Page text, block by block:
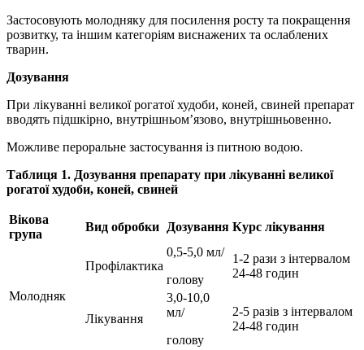
Застосовують молодняку для посилення росту та покращення
розвитку, та іншим категоріям виснажених та ослаблених
тварин.
Дозування
При лікуванні великої рогатої худоби, коней, свиней препарат
вводять підшкірно, внутрiшньом’язово, внутрiшньовенно.
Можливе пероральне застосування із питною водою.
Таблиця 1. Дозування препарату при лікуванні великої
рогатої худоби, коней, свиней
Вікова
група
Вид обробки Дозування Курс лікування
Молодняк
Профілактика
0,5-5,0 мл/
голову
1-2 рази з інтервалом
24-48 годин
Лікування
3,0-10,0
мл/
голову
2-5 разів з інтервалом
24-48 годин